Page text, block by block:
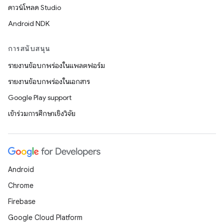
ดาวน์โหลด Studio
Android NDK
การสนับสนุน
รายงานข้อบกพร่องในแพลตฟอร์ม
รายงานข้อบกพร่องในเอกสาร
Google Play support
เข้าร่วมการศึกษาเชิงวิจัย
Android
Chrome
Firebase
Google Cloud Platform